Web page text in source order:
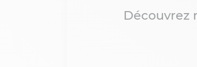
Découvrez